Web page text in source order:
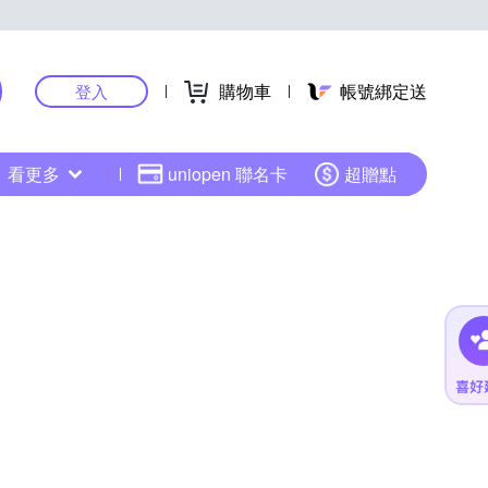
登入 購物車 帳號綁定送
看更多 uniopen 聯名卡 超贈點